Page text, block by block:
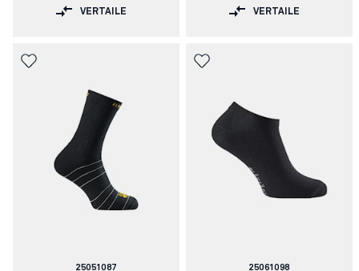
VERTAILE VERTAILE
Tuotenumero:
25051087 Tuotenumero:
25061098